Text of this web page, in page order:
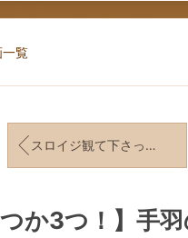
一覧
スロイジ観て下さった方ありがとうございました！
つか3つ！】手